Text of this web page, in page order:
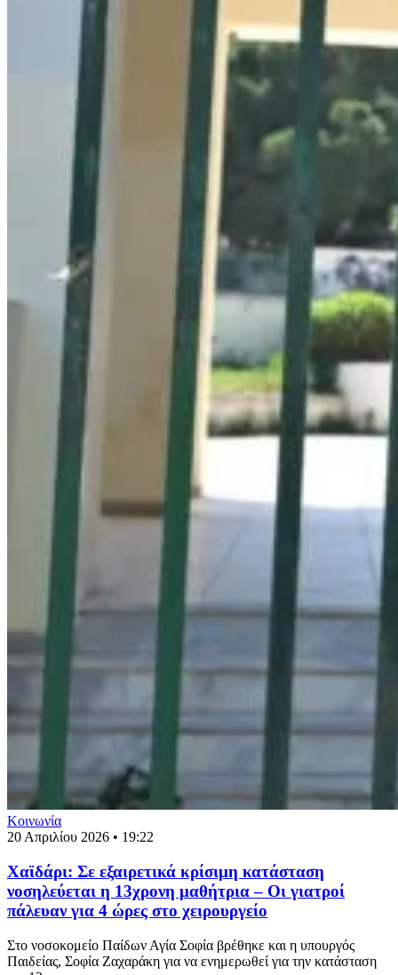
Κοινωνία
20 Απριλίου 2026 • 19:22
Χαϊδάρι: Σε εξαιρετικά κρίσιμη κατάσταση
νοσηλεύεται η 13χρονη μαθήτρια – Οι γιατροί
πάλευαν για 4 ώρες στο χειρουργείο
Στο νοσοκομείο Παίδων Αγία Σοφία βρέθηκε και η υπουργός
Παιδείας, Σοφία Ζαχαράκη για να ενημερωθεί για την κατάσταση